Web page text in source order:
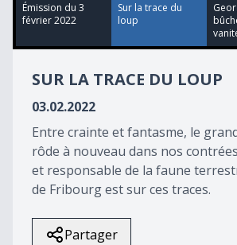
55
seconds
Émission du 3
février 2022
Sur la trace du
loup
SUR LA TRACE DU LOUP
03.02.2022
Entre crainte et fantasme, le
rôde à nouveau dans nos
et responsable de la faune
de Fribourg est sur ces traces.
Partager